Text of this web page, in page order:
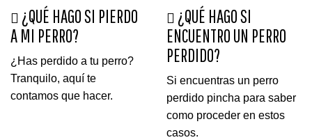
¿QUÉ HAGO SI PIERDO
A MI PERRO?
¿Has perdido a tu perro?
Tranquilo, aquí te
contamos que hacer.
¿QUÉ HAGO SI
ENCUENTRO UN PERRO
PERDIDO?
Si encuentras un perro
perdido pincha para saber
como proceder en estos
casos.